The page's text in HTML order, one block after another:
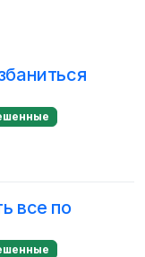
все по